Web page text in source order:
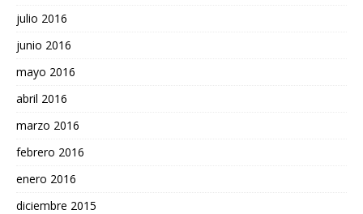
julio 2016
junio 2016
mayo 2016
abril 2016
marzo 2016
febrero 2016
enero 2016
diciembre 2015